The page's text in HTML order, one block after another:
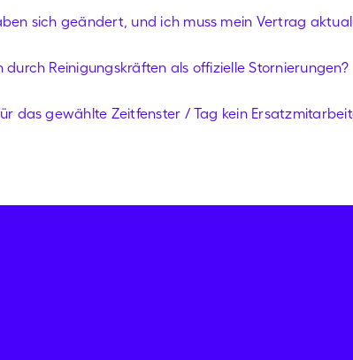
sich geändert, und ich muss mein Vertrag
durch Reinigungskräften als offizielle Stornierungen?
das gewählte Zeitfenster / Tag kein